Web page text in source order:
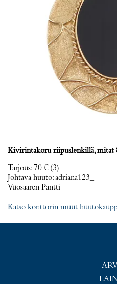
Kivirintakoru riipuslenkillä, mitat
Tarjous:70 € (3)
Johtava huuto:adriana123_
Vuosaaren Pantti
Katso konttorin muut